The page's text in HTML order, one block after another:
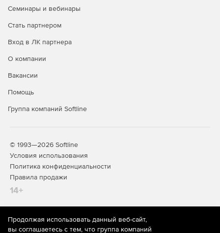
Семинары и вебинары
Стать партнером
Вход в ЛК партнера
О компании
Вакансии
Помощь
Группа компаний Softline
© 1993—2026 Softline
Условия использования
Политика конфиденциальности
Правила продажи
14+
На информационном ресурсе store.softline.ru применяются
Продолжая использовать данный веб-сайт,
вы соглашаетесь с тем, что группа компаний